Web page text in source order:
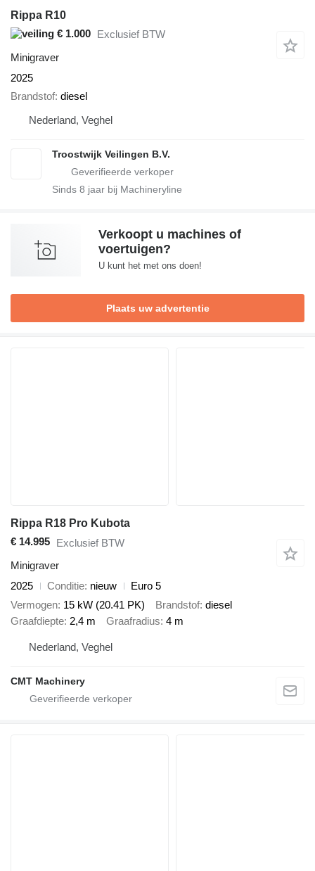
Rippa R10
€ 1.000 Exclusief BTW
Minigraver
2025
Brandstof diesel
Nederland, Veghel
Troostwijk Veilingen B.V.
Sinds 8 jaar bij Machineryline
Verkoopt u machines of
voertuigen?
U kunt het met ons doen!
Plaats uw advertentie
Rippa R18 Pro Kubota
€ 14.995 Exclusief BTW
Minigraver
2025
Conditie nieuw
Euro 5
Vermogen 15 kW (20.41 PK) Brandstof diesel
Graafdiepte 2,4 m Graafradius 4 m
Nederland, Veghel
CMT Machinery